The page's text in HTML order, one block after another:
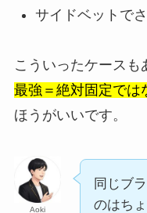
サイドベットで
こういったケースも
最強＝絶対固定では
ほうがいいです。
Aoki
同じブ
のはち